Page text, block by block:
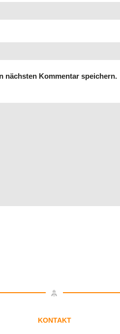
nächsten Kommentar speichern.
KONTAKT